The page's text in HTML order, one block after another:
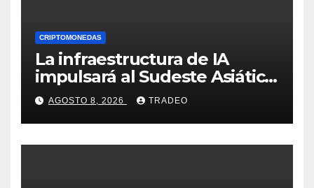
CRIPTOMONEDAS
La infraestructura de IA
impulsará al Sudeste Asiático,
destaca United Overseas
Bank
AGOSTO 8, 2026 TRADEO